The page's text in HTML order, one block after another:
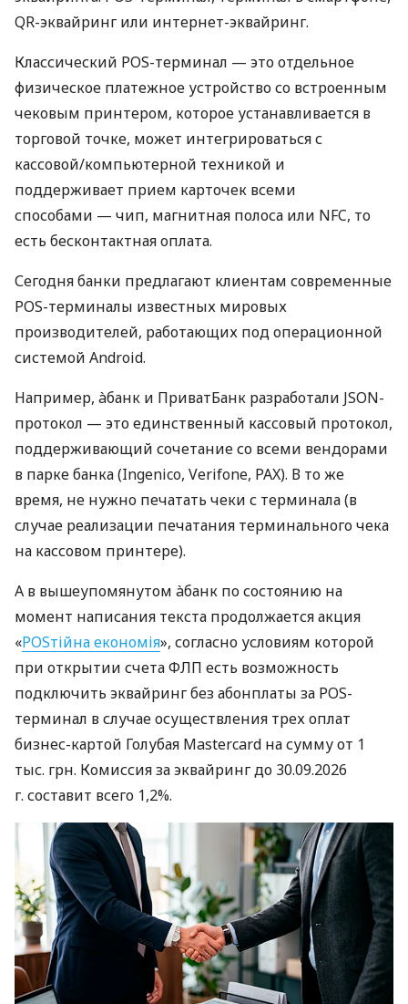
QR-эквайринг или интернет-эквайринг.
Классический POS-терминал — это отдельное
физическое платежное устройство со встроенным
чековым принтером, которое устанавливается в
торговой точке, может интегрироваться с
кассовой/компьютерной техникой и
поддерживает прием карточек всеми
способами — чип, магнитная полоса или NFC, то
есть бесконтактная оплата.
Сегодня банки предлагают клиентам современные
POS-терминалы известных мировых
производителей, работающих под операционной
системой Android.
Например, àбанк и ПриватБанк разработали JSON-
протокол — это единственный кассовый протокол,
поддерживающий сочетание со всеми вендорами
в парке банка (Ingenico, Verifone, PAX). В то же
время, не нужно печатать чеки с терминала (в
случае реализации печатания терминального чека
на кассовом принтере).
А в вышеупомянутом àбанк по состоянию на
момент написания текста продолжается акция
«POSтійна економія», согласно условиям которой
при открытии счета ФЛП есть возможность
подключить эквайринг без абонплаты за POS-
терминал в случае осуществления трех оплат
бизнес-картой Голубая Mastercard на сумму от 1
тыс. грн. Комиссия за эквайринг до 30.09.2026
г. составит всего 1,2%.